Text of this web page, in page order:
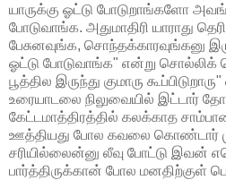
யாருக்கு ஓட்டு போடுறாங்களோ
போடுவாங்க. அதுமாதிரி யாராது
பேசுனவுங்க, சொந்தக்காரவுங்கனு
ஓட்டு போடுவாங்க" என்று
பூத்தில இருந்து குமாரு
உரையாடலை நிலுவையில் இட்டார்
கேட்டமாத்திரத்தில் கலக்காத
ஊத்தியது போல கவலை கொண்டார்
சரியில்லைன்னு லீவு போட்டு இவன்
பார்த்திருக்கான் போல மனதிற்குள்